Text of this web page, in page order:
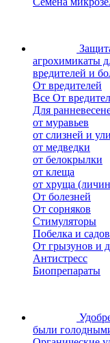
агрохимикаты
вредителей и
От вредителей
Все От
Для
от муравьев
от слизней и
от медведки
от белокрылки
от клеща
от хруща
От болезней
От сорняков
Стимуляторы
Побелка и
От грызунов и
Антистресс
Биопрепараты
были